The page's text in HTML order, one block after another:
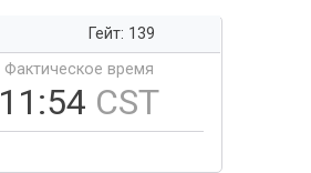
Гейт: 139
Фактическое время
11:54 CST